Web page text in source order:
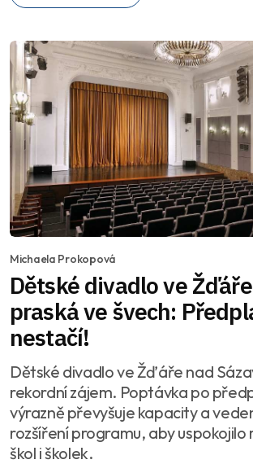
Michaela Prokopová
Dětské divadlo ve Žďáře
praská ve švech:
nestačí!
Dětské divadlo ve Žďáře nad
rekordní zájem. Poptávka po
výrazně převyšuje kapacity a
rozšíření programu, aby uspokojilo
škol i školek.